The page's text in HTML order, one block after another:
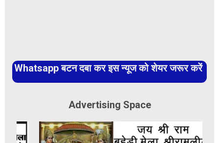
Whatsapp बटन दबा कर इस न्यूज को शेयर जरूर करें
Advertising Space